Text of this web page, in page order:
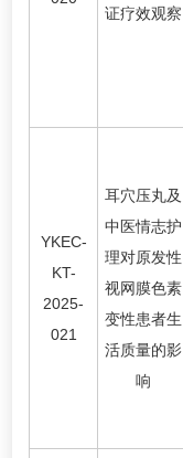
证疗效观察
YKEC-
KT-
2025-
021
耳穴压丸及
中医情志护
理对原发性
视网膜色素
变性患者生
活质量的影
响